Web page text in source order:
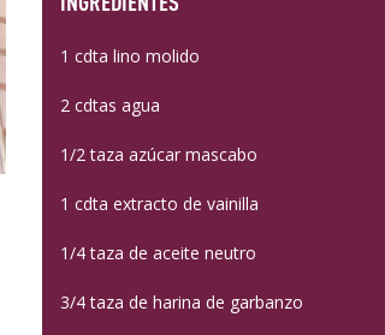
1 cdta lino molido
2 cdtas agua
1/2 taza azúcar mascabo
1 cdta extracto de vainilla
1/4 taza de aceite neutro
3/4 taza de harina de garbanzo